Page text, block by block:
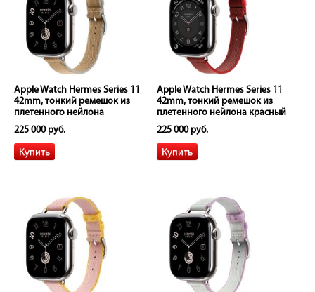
Apple Watch Hermes Series 11
42mm, тонкий ремешок из
плетенного нейлона
коричневый
225 000 руб.
Apple Watch Hermes Series 11
42mm, тонкий ремешок из
плетенного нейлона красный
225 000 руб.